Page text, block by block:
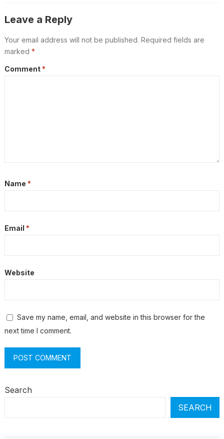
Leave a Reply
Your email address will not be published. Required fields are
marked *
Comment *
Name *
Email *
Website
Save my name, email, and website in this browser for the
next time I comment.
Search
SEARCH